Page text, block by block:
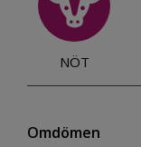
NÖT
Omdömen